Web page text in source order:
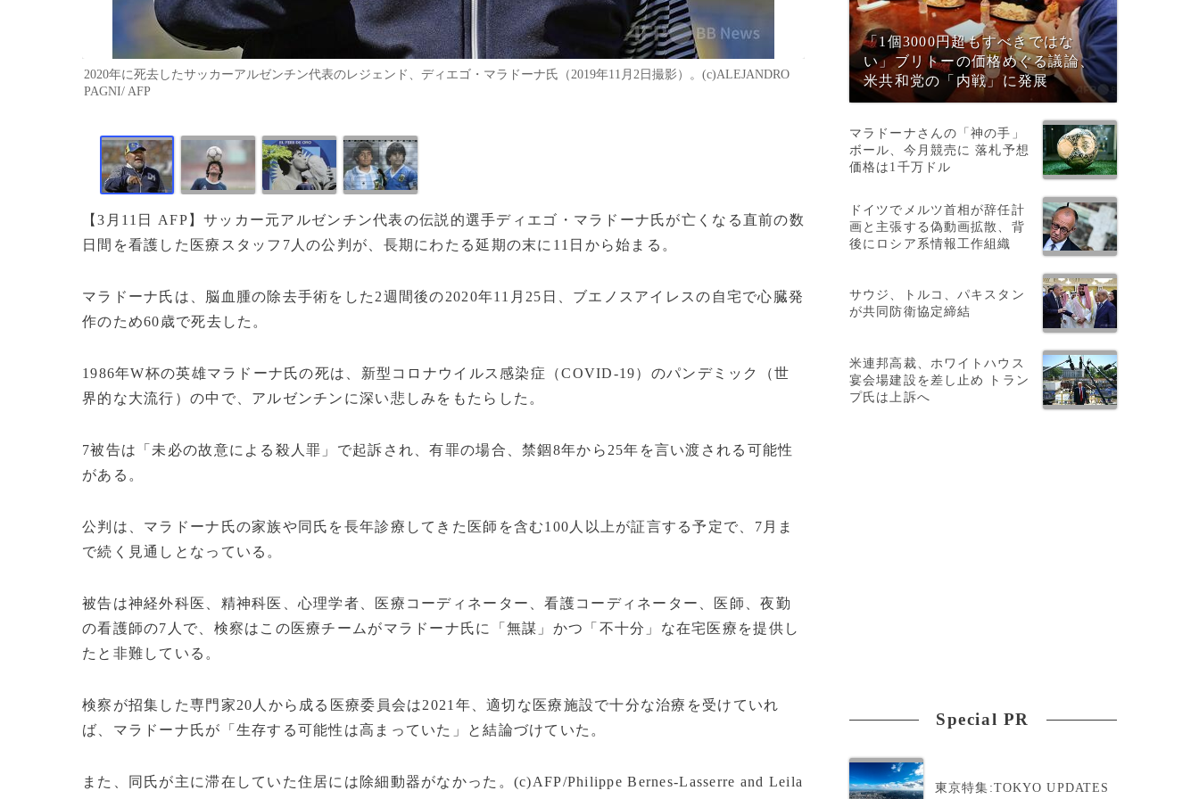
2020年に死去したサッカーアルゼンチン代表のレジェンド、ディエゴ・マラドーナ氏（2019年11月2日撮影）。(c)ALEJANDRO
PAGNI/ AFP
【3月11日 AFP】サッカー元アルゼンチン代表の伝説的選手ディエゴ・マラドーナ氏が亡くなる直前の数
日間を看護した医療スタッフ7人の公判が、長期にわたる延期の末に11日から始まる。
マラドーナ氏は、脳血腫の除去手術をした2週間後の2020年11月25日、ブエノスアイレスの自宅で心臓発
作のため60歳で死去した。
1986年W杯の英雄マラドーナ氏の死は、新型コロナウイルス感染症（COVID-19）のパンデミック（世
界的な大流行）の中で、アルゼンチンに深い悲しみをもたらした。
7被告は「未必の故意による殺人罪」で起訴され、有罪の場合、禁錮8年から25年を言い渡される可能性
がある。
公判は、マラドーナ氏の家族や同氏を長年診療してきた医師を含む100人以上が証言する予定で、7月ま
で続く見通しとなっている。
被告は神経外科医、精神科医、心理学者、医療コーディネーター、看護コーディネーター、医師、夜勤
の看護師の7人で、検察はこの医療チームがマラドーナ氏に「無謀」かつ「不十分」な在宅医療を提供し
たと非難している。
検察が招集した専門家20人から成る医療委員会は2021年、適切な医療施設で十分な治療を受けていれ
ば、マラドーナ氏が「生存する可能性は高まっていた」と結論づけていた。
また、同氏が主に滞在していた住居には除細動器がなかった。(c)AFP/Philippe Bernes-Lasserre and Leila
「1個3000円超もすべきではな
い」ブリトーの価格めぐる議論、
米共和党の「内戦」に発展
マラドーナさんの「神の手」
ボール、今月競売に 落札予想
価格は1千万ドル
ドイツでメルツ首相が辞任計
画と主張する偽動画拡散、背
後にロシア系情報工作組織
サウジ、トルコ、パキスタン
が共同防衛協定締結
米連邦高裁、ホワイトハウス
宴会場建設を差し止め トラン
プ氏は上訴へ
Special PR
東京特集:TOKYO UPDATES